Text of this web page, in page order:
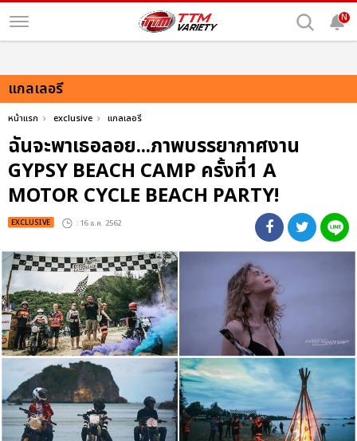
N
แกลเลอรี
หน้าแรก exclusive แกลเลอรี
ฉันจะพาเธอลอย...ภาพบรรยากาศงาน
GYPSY BEACH CAMP ครั้งที่1 A
MOTOR CYCLE BEACH PARTY!
EXCLUSIVE : 16 ธ.ค. 2562